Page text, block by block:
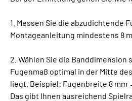
1. Messen Sie die abzudichtende
Montageanleitung mindestens 8
2. Wählen Sie die Banddimension
Fugenmaß optimal in der Mitte
liegt. Beispiel: Fugenbreite 8 mm
Das gibt Ihnen ausreichend